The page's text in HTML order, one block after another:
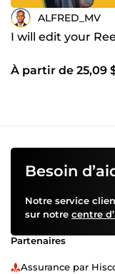
ALFRED_MV
I will edit your
À partir de 25,09
Besoin
Notre service
sur notre centre
Partenaires
Assurance par